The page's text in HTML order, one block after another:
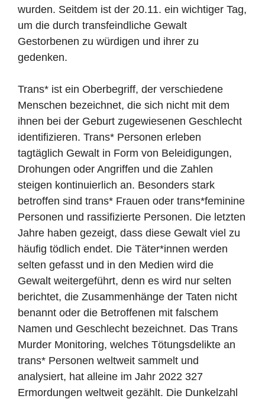
wurden. Seitdem ist der 20.11. ein wichtiger Tag,
um die durch transfeindliche Gewalt
Gestorbenen zu würdigen und ihrer zu
gedenken.
Trans* ist ein Oberbegriff, der verschiedene
Menschen bezeichnet, die sich nicht mit dem
ihnen bei der Geburt zugewiesenen Geschlecht
identifizieren. Trans* Personen erleben
tagtäglich Gewalt in Form von Beleidigungen,
Drohungen oder Angriffen und die Zahlen
steigen kontinuierlich an. Besonders stark
betroffen sind trans* Frauen oder trans*feminine
Personen und rassifizierte Personen. Die letzten
Jahre haben gezeigt, dass diese Gewalt viel zu
häufig tödlich endet. Die Täter*innen werden
selten gefasst und in den Medien wird die
Gewalt weitergeführt, denn es wird nur selten
berichtet, die Zusammenhänge der Taten nicht
benannt oder die Betroffenen mit falschem
Namen und Geschlecht bezeichnet. Das Trans
Murder Monitoring, welches Tötungsdelikte an
trans* Personen weltweit sammelt und
analysiert, hat alleine im Jahr 2022 327
Ermordungen weltweit gezählt. Die Dunkelzahl